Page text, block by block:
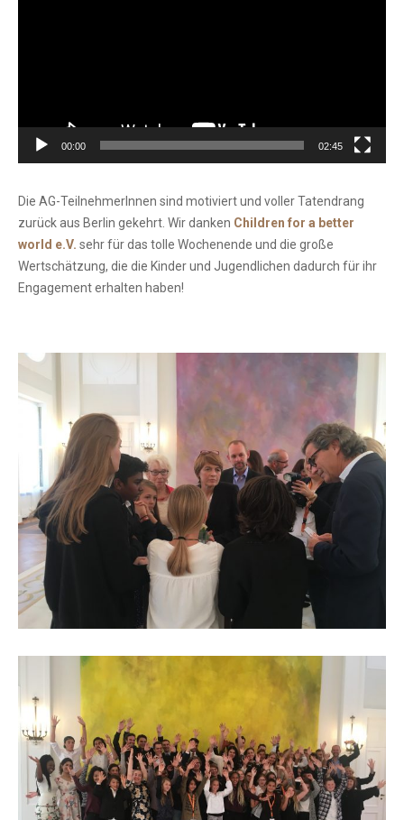
00:00 02:45
Die AG-TeilnehmerInnen sind motiviert und voller Tatendrang
zurück aus Berlin gekehrt. Wir danken Children for a better
world e.V. sehr für das tolle Wochenende und die große
Wertschätzung, die die Kinder und Jugendlichen dadurch für ihr
Engagement erhalten haben!